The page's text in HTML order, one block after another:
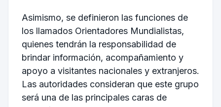
Asimismo, se definieron las funciones de
los llamados Orientadores Mundialistas,
quienes tendrán la responsabilidad de
brindar información, acompañamiento y
apoyo a visitantes nacionales y extranjeros.
Las autoridades consideran que este grupo
será una de las principales caras de